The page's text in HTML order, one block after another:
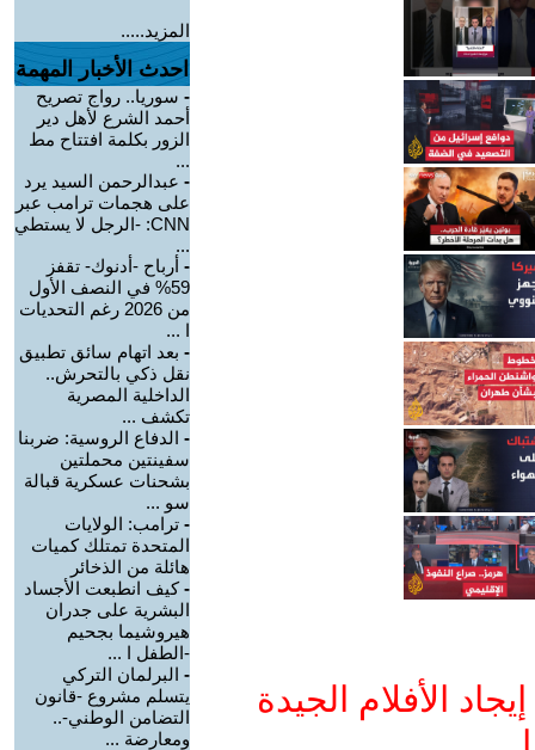
الأفلام الجيدة
المزيد.....
احدث الأخبار المهمة
- سوريا.. رواج تصريح
أحمد الشرع لأهل دير
الزور بكلمة افتتاح مط
...
- عبدالرحمن السيد يرد
على هجمات ترامب عبر
CNN: -الرجل لا يستطي
...
- أرباح -أدنوك- تقفز
59% في النصف الأول
من 2026 رغم التحديات
ا ...
- بعد اتهام سائق تطبيق
نقل ذكي بالتحرش..
الداخلية المصرية
تكشف ...
- الدفاع الروسية: ضربنا
سفينتين محملتين
بشحنات عسكرية قبالة
سو ...
- ترامب: الولايات
المتحدة تمتلك كميات
هائلة من الذخائر
-كيف انطبعت الأجساد
البشرية على جدران
هيروشيما بجحيم
-الطفل ا ...
- البرلمان التركي
يتسلم مشروع -قانون
التضامن الوطني-..
ومعارضة ...